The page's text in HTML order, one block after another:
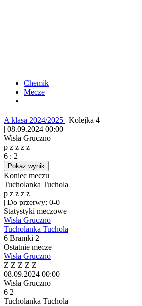
Chemik
Mecze
A klasa 2024/2025 | Kolejka 4
| 08.09.2024 00:00
Wisła Gruczno
p z z z z
6 : 2
Pokaż wynik
Koniec meczu
Tucholanka Tuchola
p z z z z
| Do przerwy: 0-0
Statystyki meczowe
Wisła Gruczno
Tucholanka Tuchola
6 Bramki 2
Ostatnie mecze
Wisła Gruczno
Z Z Z Z Z
08.09.2024 00:00
Wisła Gruczno
6 2
Tucholanka Tuchola